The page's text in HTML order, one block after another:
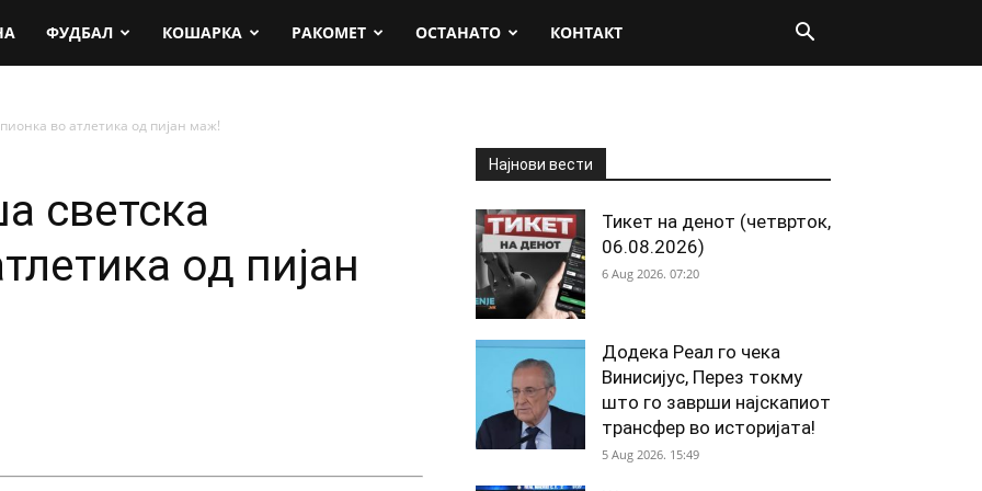
ФУДБАЛ КОШАРКА РАКОМЕТ ОСТАНАТО КОНТАКТ
во атлетика од пијан маж!
светска
од пијан
Најнови вести
Тикет на денот (четврток,
06.08.2026)
6 Aug 2026. 07:20
Додека Реал го чека
Винисијус, Перез токму
што го заврши најскапиот
трансфер во историјата!
5 Aug 2026. 15:49